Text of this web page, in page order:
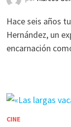
Hace seis años
Hernández, un
encarnación
CINE